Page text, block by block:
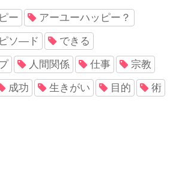
ー アーユーハッピー？
ソ―ド できる
人間関係 仕事 宗教
成功 生きがい 目的 術